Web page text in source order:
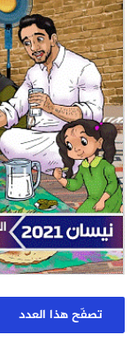
تصفّح هذا العدد